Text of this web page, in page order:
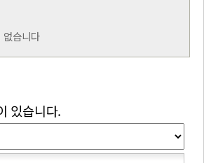
없습니다
있습니다.